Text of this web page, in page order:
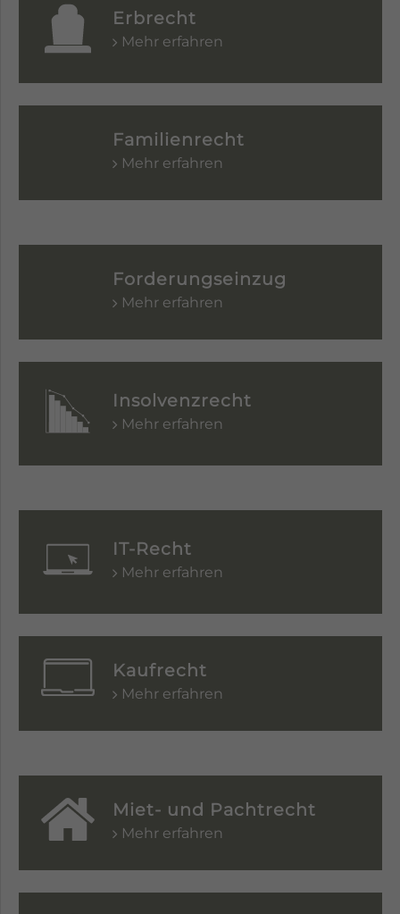
info@yourdomain.com
Aenean commodo ligula eget dolor. Aenean
magnis dis parturient montes, nascetur
Erbrecht
Mehr erfahren
Familienrecht
Mehr erfahren
Forderungseinzug
Mehr erfahren
Insolvenzrecht
Mehr erfahren
IT-Recht
Mehr erfahren
Kaufrecht
Mehr erfahren
Miet- und Pachtrecht
Mehr erfahren